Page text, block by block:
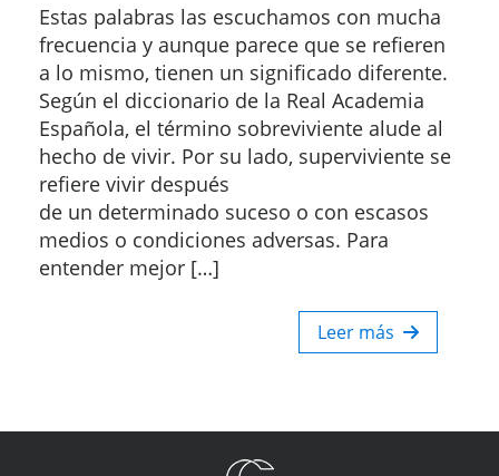
Estas palabras las escuchamos con mucha
frecuencia y aunque parece que se refieren
a lo mismo, tienen un significado diferente.
Según el diccionario de la Real Academia
Española, el término sobreviviente alude al
hecho de vivir. Por su lado, superviviente se
refiere vivir después
de un determinado suceso o con escasos
medios o condiciones adversas. Para
entender mejor […]
Leer más